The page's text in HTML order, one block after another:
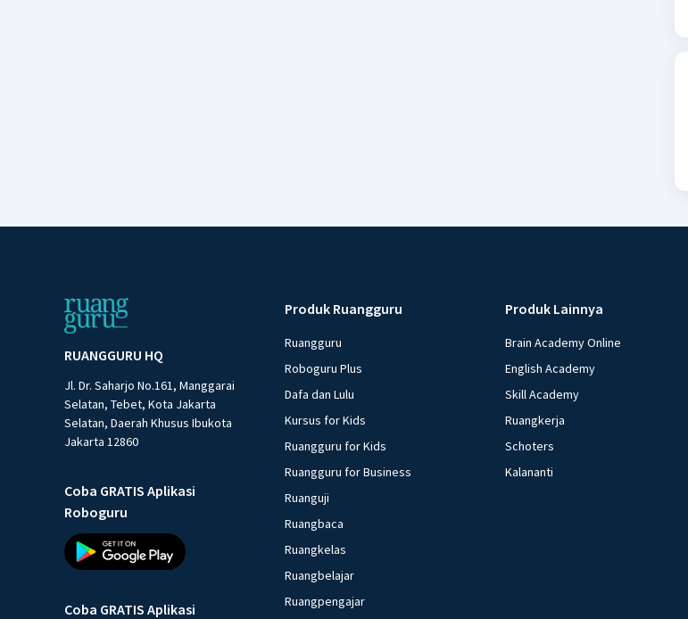
RUANGGURU HQ
Jl. Dr. Saharjo No.161, Manggarai
Selatan, Tebet, Kota Jakarta
Selatan, Daerah Khusus Ibukota
Jakarta 12860
Coba GRATIS Aplikasi
Roboguru
Coba GRATIS Aplikasi
Produk Ruangguru
Ruangguru
Roboguru Plus
Dafa dan Lulu
Kursus for Kids
Ruangguru for Kids
Ruangguru for Business
Ruanguji
Ruangbaca
Ruangkelas
Ruangbelajar
Ruangpengajar
Produk Lainnya
Brain Academy Online
English Academy
Skill Academy
Ruangkerja
Schoters
Kalananti